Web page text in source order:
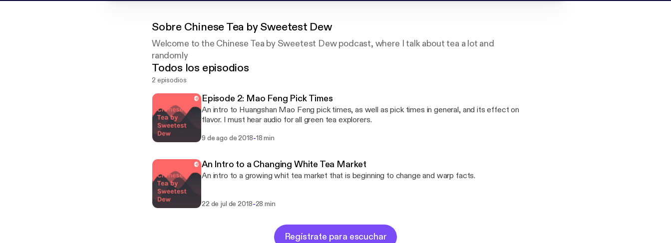
Sobre Chinese Tea by Sweetest Dew
Welcome to the Chinese Tea by Sweetest Dew podcast, where I talk about tea a lot and
randomly
Todos los episodios
2 episodios
Episode 2: Mao Feng Pick Times
An intro to Huangshan Mao Feng pick times, as well as pick times in general, and its effect on
flavor. I must hear audio for all green tea explorers.
9 de ago de 2018-18 min
An Intro to a Changing White Tea Market
An intro to a growing whit tea market that is beginning to change and warp facts.
22 de jul de 2018-28 min
Regístrate para escuchar